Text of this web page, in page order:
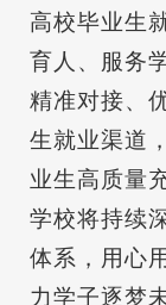
高校毕业生
育人、服务
精准对接、
生就业渠道
业生高质量
学校将持续
体系，用心
力学子逐梦